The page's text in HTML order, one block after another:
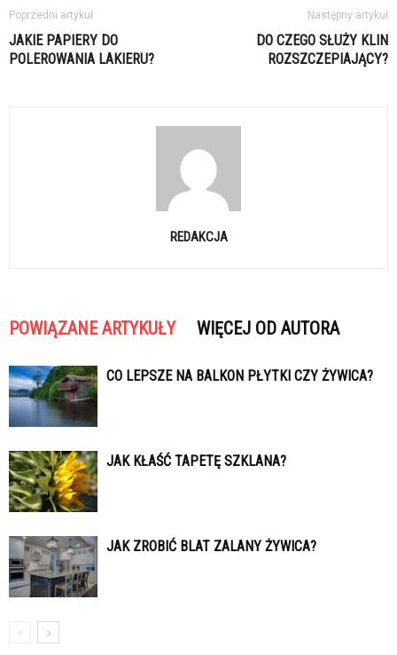
Poprzedni artykuł
JAKIE PAPIERY DO
POLEROWANIA LAKIERU?
Następny artykuł
DO CZEGO SŁUŻY KLIN
ROZSZCZEPIAJĄCY?
REDAKCJA
POWIĄZANE ARTYKUŁY WIĘCEJ OD AUTORA
CO LEPSZE NA BALKON PŁYTKI CZY ŻYWICA?
JAK KŁAŚĆ TAPETĘ SZKLANA?
JAK ZROBIĆ BLAT ZALANY ŻYWICA?